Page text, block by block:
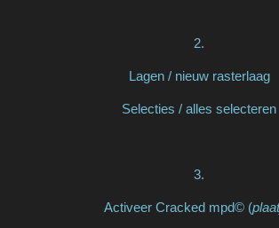
2.
Lagen / nieuw rasterlaag
Selecties / alles selecteren
3.
Activeer Cracked mpd© (